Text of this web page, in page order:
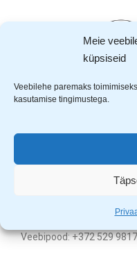
Meie
küpsiseid
Veebilehe paremaks
kasutamise tingimustega.
Uuem Viis OÜ
KMKR nr. EE101331720
Klienditugi: E-R 9.00 –
Veebipood: +372 529 9817